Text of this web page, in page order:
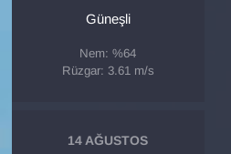
Güneşli
Nem: %64
Rüzgar: 3.61 m/s
14 AĞUSTOS
TEBRİK